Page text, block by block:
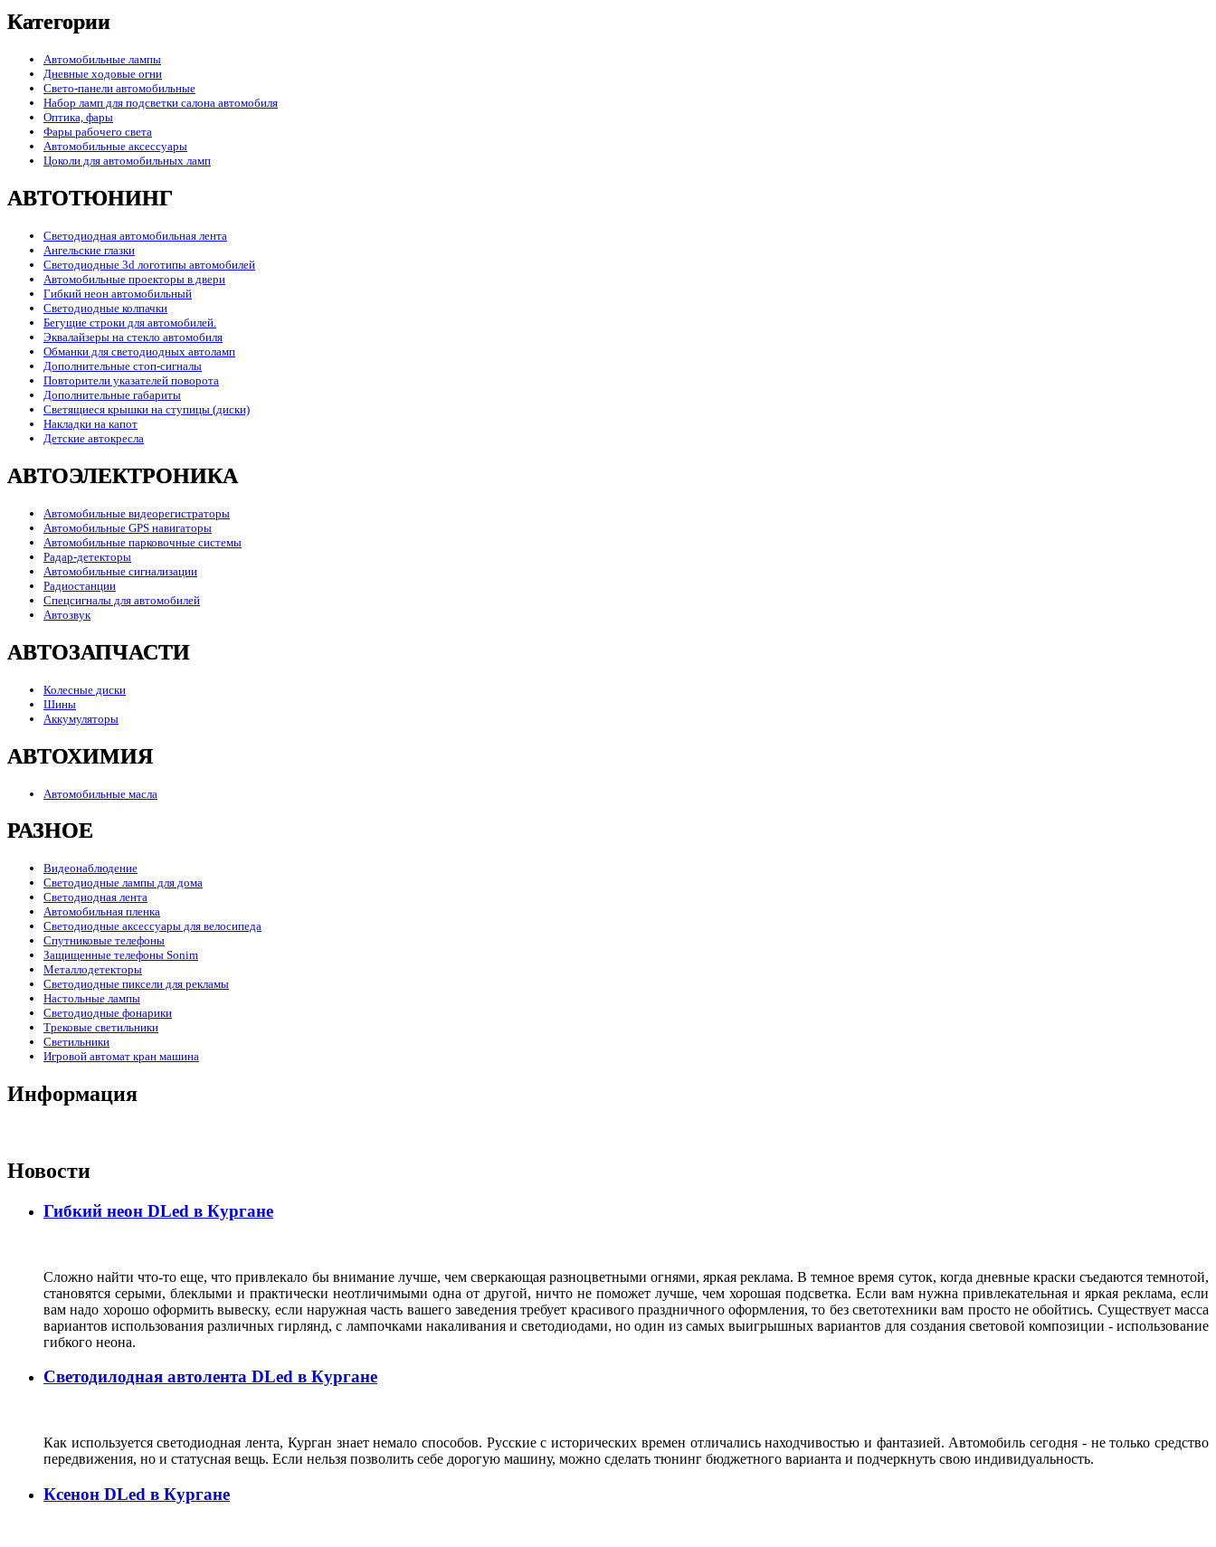
Категории
Автомобильные лампы
Дневные ходовые огни
Свето-панели автомобильные
Набор ламп для подсветки салона автомобиля
Оптика, фары
Фары рабочего света
Автомобильные аксессуары
Цоколи для автомобильных ламп
АВТОТЮНИНГ
Светодиодная автомобильная лента
Ангельские глазки
Светодиодные 3d логотипы автомобилей
Автомобильные проекторы в двери
Гибкий неон автомобильный
Светодиодные колпачки
Бегущие строки для автомобилей.
Эквалайзеры на стекло автомобиля
Обманки для светодиодных автоламп
Дополнительные стоп-сигналы
Повторители указателей поворота
Дополнительные габариты
Светящиеся крышки на ступицы (диски)
Накладки на капот
Детские автокресла
АВТОЭЛЕКТРОНИКА
Автомобильные видеорегистраторы
Автомобильные GPS навигаторы
Автомобильные парковочные системы
Радар-детекторы
Автомобильные сигнализации
Радиостанции
Спецсигналы для автомобилей
Автозвук
АВТОЗАПЧАСТИ
Колесные диски
Шины
Аккумуляторы
АВТОХИМИЯ
Автомобильные масла
РАЗНОЕ
Видеонаблюдение
Светодиодные лампы для дома
Светодиодная лента
Автомобильная пленка
Светодиодные аксессуары для велосипеда
Спутниковые телефоны
Защищенные телефоны Sonim
Металлодетекторы
Светодиодные пиксели для рекламы
Настольные лампы
Светодиодные фонарики
Трековые светильники
Светильники
Игровой автомат кран машина
Информация
Новости
Гибкий неон DLed в Кургане
Сложно найти что-то еще, что привлекало бы внимание лучше, чем сверкающая разноцветными огнями, яркая реклама. В темное время суток, когда дневные краски съедаются темнотой,
становятся серыми, блеклыми и практически неотличимыми одна от другой, ничто не поможет лучше, чем хорошая подсветка. Если вам нужна привлекательная и яркая реклама, если
вам надо хорошо оформить вывеску, если наружная часть вашего заведения требует красивого праздничного оформления, то без светотехники вам просто не обойтись. Существует масса
вариантов использования различных гирлянд, с лампочками накаливания и светодиодами, но один из самых выигрышных вариантов для создания световой композиции - использование
гибкого неона.
Светодилодная автолента DLed в Кургане
Как используется светодиодная лента, Курган знает немало способов. Русские с исторических времен отличались находчивостью и фантазией. Автомобиль сегодня - не только средство
передвижения, но и статусная вещь. Если нельзя позволить себе дорогую машину, можно сделать тюнинг бюджетного варианта и подчеркнуть свою индивидуальность.
Ксенон DLed в Кургане